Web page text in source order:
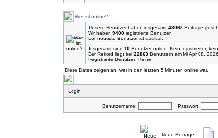
Wer ist online?
Unsere Benutzer haben insgesamt 43068 Beiträge
Wir haben 9400 registrierte Benutzer.
Der neueste Benutzer ist saskal
Insgesamt sind 10 Benutzer online: Kein registrierter,
Der Rekord liegt bei 22863 Benutzern am Mi Apr 08,
Registrierte Benutzer: Keine
Diese Daten zeigen an, wer in den letzten 5 Minuten online war.
Login
Benutzername: Passwort:
Neue Beiträge